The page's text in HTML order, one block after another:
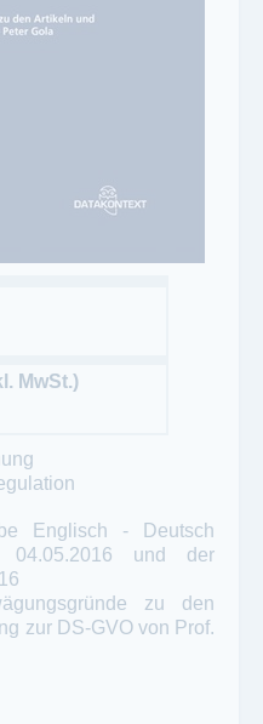
MwSt.)
Englisch - Deutsch
04.05.2016 und der
zu den
zur DS-GVO von Prof.